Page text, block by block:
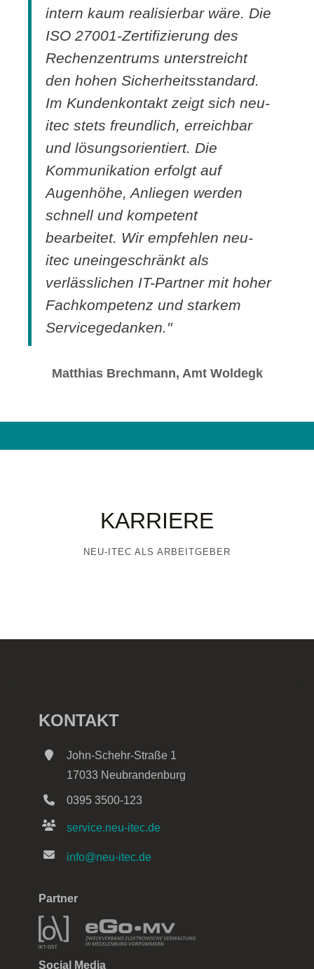
intern kaum realisierbar wäre. Die
ISO 27001-Zertifizierung des
Rechenzentrums unterstreicht
den hohen Sicherheitsstandard.
Im Kundenkontakt zeigt sich neu-
itec stets freundlich, erreichbar
und lösungsorientiert. Die
Kommunikation erfolgt auf
Augenhöhe, Anliegen werden
schnell und kompetent
bearbeitet. Wir empfehlen neu-
itec uneingeschränkt als
verlässlichen IT-Partner mit hoher
Fachkompetenz und starkem
Servicegedanken."
Matthias Brechmann, Amt Woldegk
KARRIERE
NEU-ITEC ALS ARBEITGEBER
KONTAKT
John-Schehr-Straße 1
17033 Neubrandenburg
0395 3500-123
service.neu-itec.de
info@neu-itec.de
Partner
Social Media